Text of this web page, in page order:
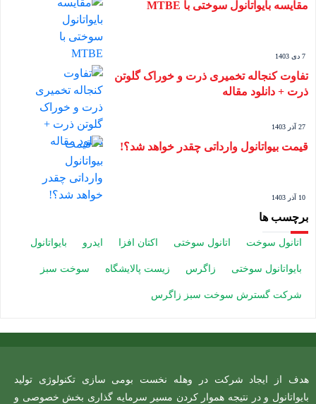
مقایسه بایواتانول سوختی با MTBE
7 دی 1403
تفاوت کنجاله تخمیری ذرت و خوراک گلوتن
ذرت + دانلود مقاله
27 آذر 1403
قیمت بیواتانول وارداتی چقدر خواهد شد؟!
10 آذر 1403
برچسب ها
اتانول سوخت اتانول سوختی اکتان افزا ایدرو بایواتانول
بایواتانول سوختی زاگرس زیست پالایشگاه سوخت سبز
شرکت گسترش سوخت سبز زاگرس
هدف از ایجاد شرکت در وهله نخست بومی سازی تکنولوژی تولید
بایواتانول و در نتیجه هموار کردن مسیر سرمایه گذاری بخش خصوصی و